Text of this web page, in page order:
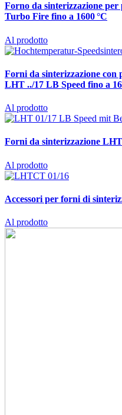
Forno da sinterizzazione per
Turbo Fire fino a 1600 °C
Al prodotto
Forni da sinterizzazione con
LHT ../17 LB Speed fino a
Al prodotto
Forni da sinterizzazione
Al prodotto
Accessori per forni di
Al prodotto